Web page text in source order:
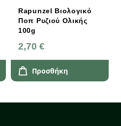
Rapunzel Βιολογικό
Ποπ Ρυζιού Ολικής
100g
2,70 €
Προσθήκη